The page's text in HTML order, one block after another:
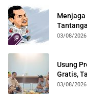
Menjaga
Lintas
03/08/2026
Usung
Gratis,
Kota
03/08/2026